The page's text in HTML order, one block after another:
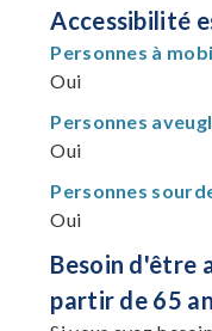
Accessibilité
Personnes à
Oui
Personnes
Oui
Personnes
Oui
Besoin d'être
partir de 65